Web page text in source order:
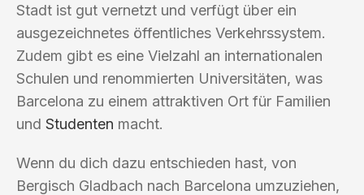
Stadt ist gut vernetzt und verfügt über ein
ausgezeichnetes öffentliches Verkehrssystem.
Zudem gibt es eine Vielzahl an internationalen
Schulen und renommierten Universitäten, was
Barcelona zu einem attraktiven Ort für Familien
und Studenten macht.
Wenn du dich dazu entschieden hast, von
Bergisch Gladbach nach Barcelona umzuziehen,